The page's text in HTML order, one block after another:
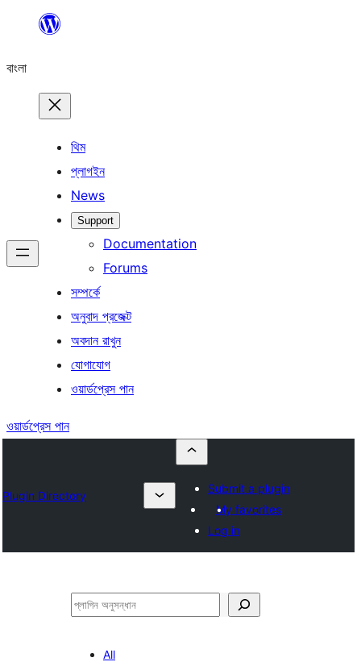
যান
বাংলা
থিম
প্লাগইন
News
Support
Documentation
Forums
সম্পর্কে
অনুবাদ প্রজেক্ট
অবদান রাখুন
যোগাযোগ
ওয়ার্ডপ্রেস পান
ওয়ার্ডপ্রেস পান
Plugin Directory
Submit a plugin
My favorites
Log in
অনুসন্ধান
All